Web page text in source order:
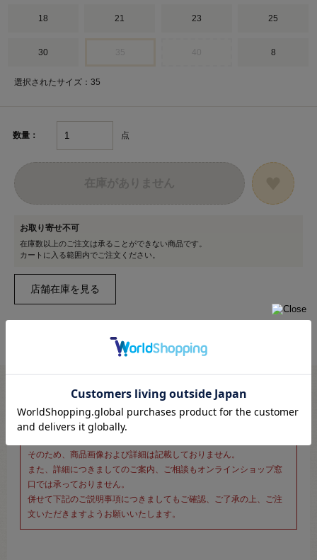
18 21 23 25
30 8
選択されたサイズ：35
数量： 点
お取り寄せ不可
在庫数以上のご注文は承ることができない商品です。
カートに入る範囲内でご注文ください。
※新宿オカダヤ本店お取り扱い商品のご注文専用ページです※
こちらのページは、店頭にてあらかじめ商品詳細および商品コード
そのため、商品画像および詳細は記載しておりません。
また、詳細につきましてのご案内、ご相談もオンラインショップ窓
口では承っておりません。
併せて下記のご説明事項につきましてもご確認、ご了承の上、ご注
文いただきますようお願いいたします。